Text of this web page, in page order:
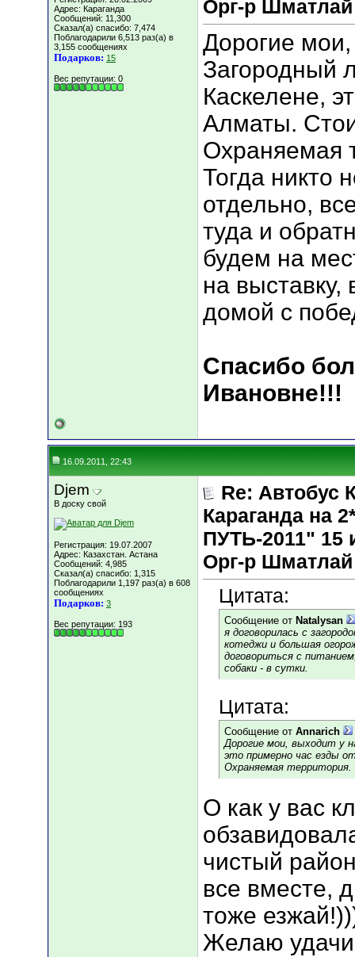
Адрес: Караганда
Сообщений: 11,300
Сказал(а) спасибо: 7,474
Поблагодарили 6,513 раз(а) в
3,155 сообщениях
Подарков: 15
Вес репутации: 0
Орг-р
Дорогие мои,
Загородный
Каскелене,
Алматы.
Охраняемая
Тогда никто
отдельно,
туда и
будем на
на выставку,
домой с
Спасибо
Ивановне!!!
16.09.2011, 22:43
Djem
В доску свой
Регистрация: 19.07.2007
Адрес: Казахстан. Астана
Сообщений: 4,985
Сказал(а) спасибо: 1,315
Поблагодарили 1,197 раз(а) в 608
сообщениях
Подарков: 3
Вес репутации: 193
Re: Автобус
Караганда на
ПУТЬ-2011" 15
Орг-р
Цитата:
Сообщение от Natalysan
я договорилась с
котеджи и большая
договориться с
собаки - в сутки.
Цитата:
Сообщение от Annarich
Дорогие мои, выходит у
это примерно час езды
Охраняемая территория.
О как у вас
чистый
все вместе,
тоже
Желаю удачи